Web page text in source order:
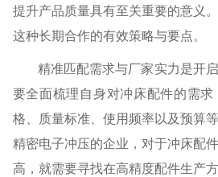
提升产品质量具有至关重要的意义
这种长期合作的有效策略与要点。
精准匹配需求与厂家实力是开
要全面梳理自身对冲床配件的需
格、质量标准、使用频率以及预算
精密电子冲压的企业，对于冲床配
高，就需要寻找在高精度配件生产